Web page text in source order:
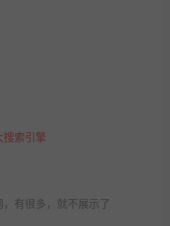
搜索引擎
有很多，就不展示了